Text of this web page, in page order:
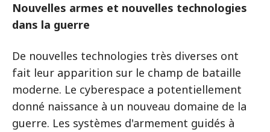
Nouvelles armes et nouvelles technologies
dans la guerre
De nouvelles technologies très diverses ont
fait leur apparition sur le champ de bataille
moderne. Le cyberespace a potentiellement
donné naissance à un nouveau domaine de la
guerre. Les systèmes d'armement guidés à